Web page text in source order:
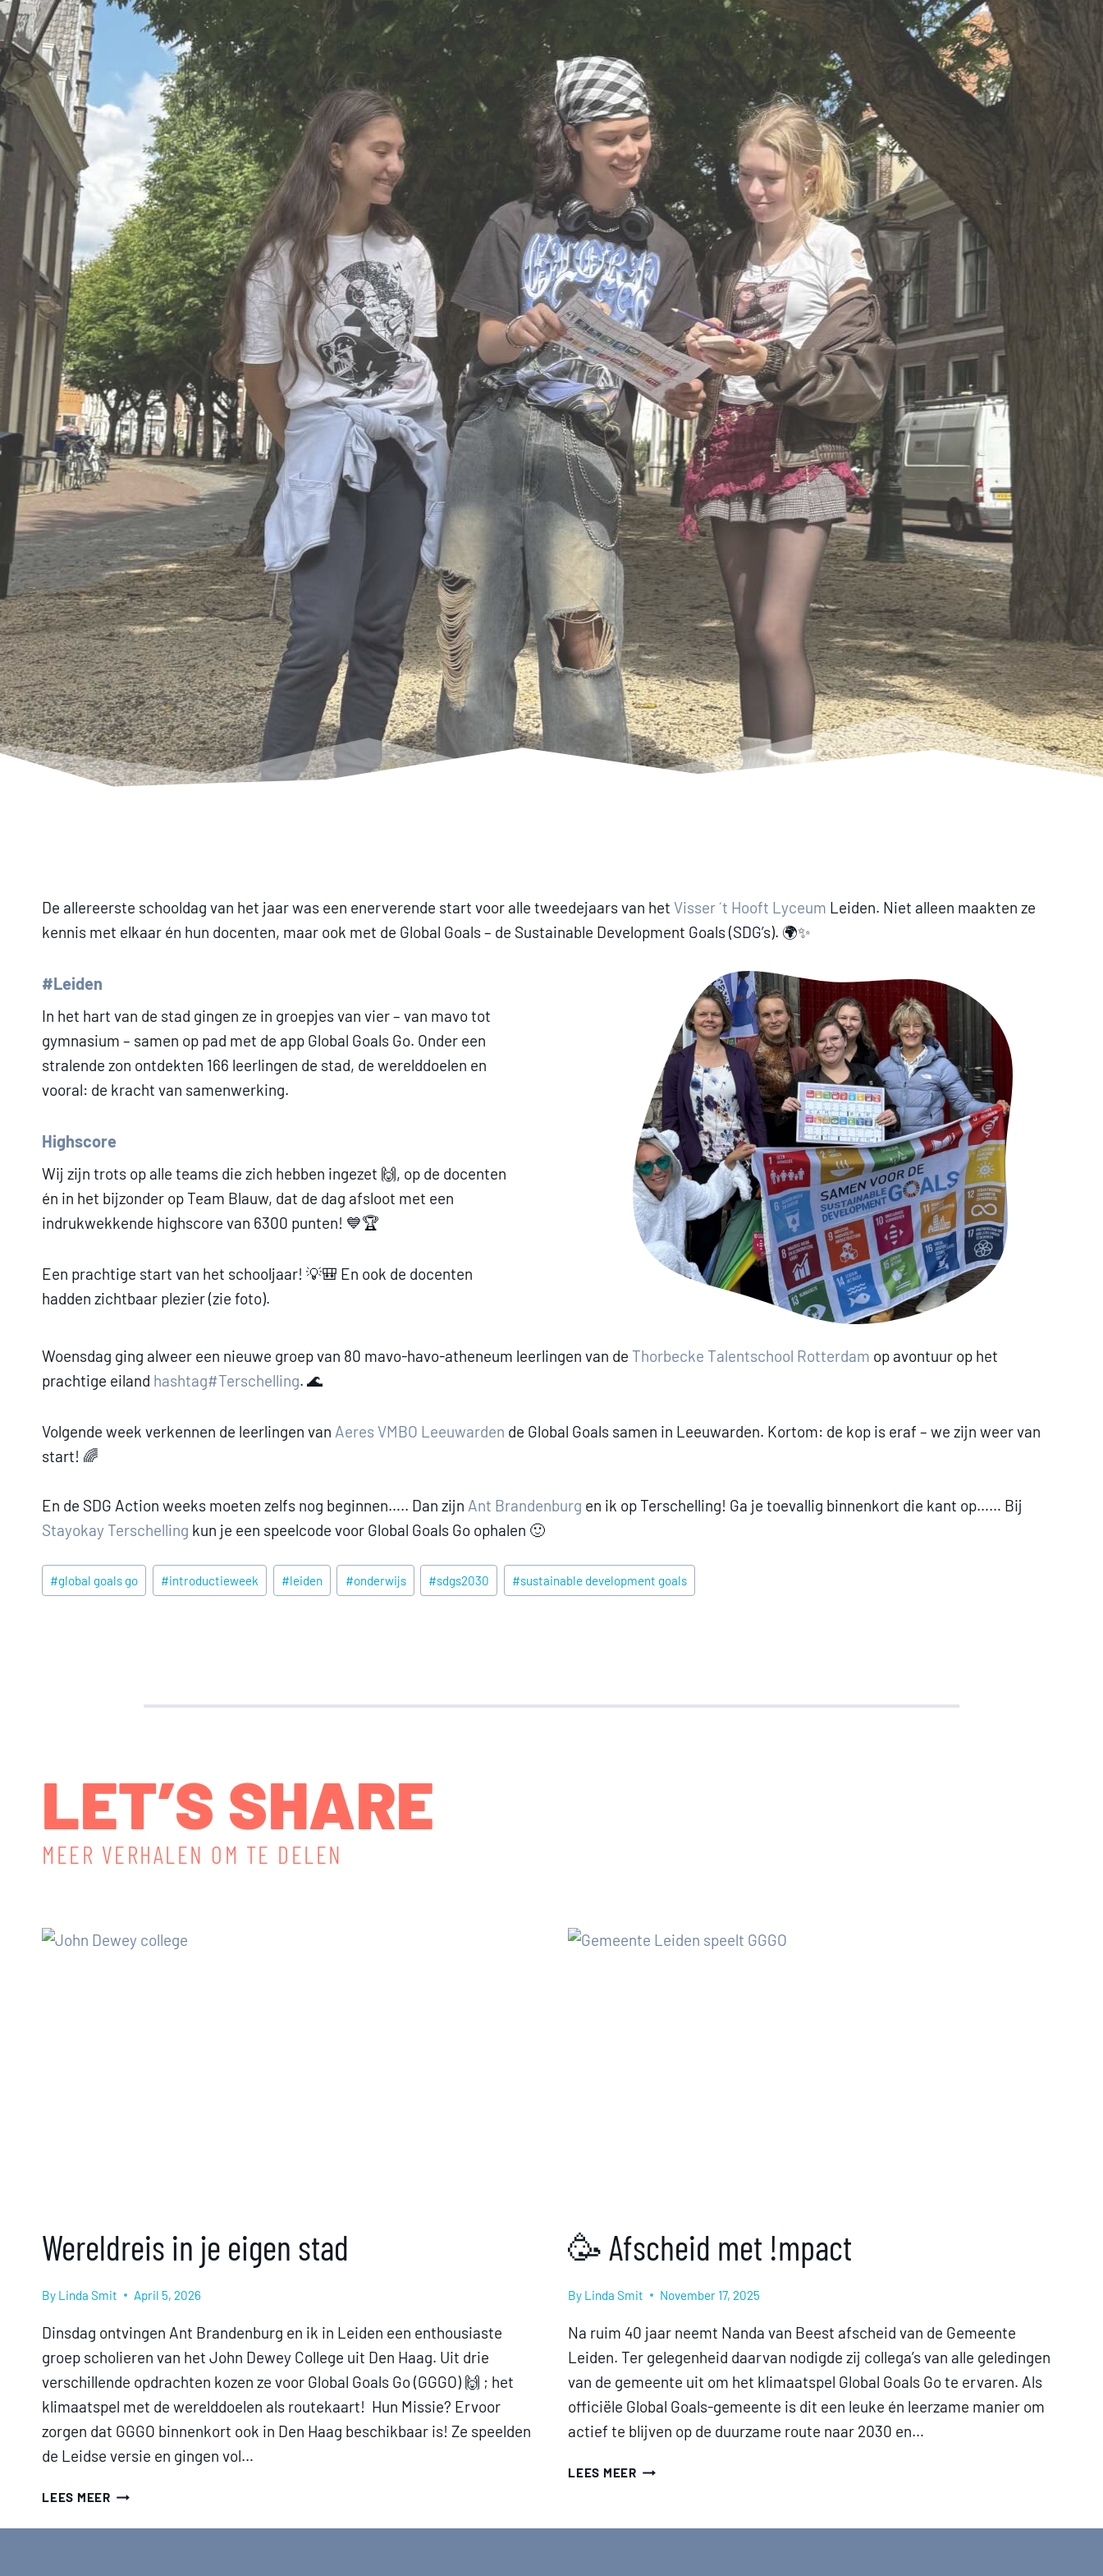
De allereerste schooldag van het jaar was een enerverende start voor alle tweedejaars van het Visser ´t Hooft Lyceum Leiden. Niet alleen maakten ze
kennis met elkaar én hun docenten, maar ook met de Global Goals – de Sustainable Development Goals (SDG’s). 🌍✨
#Leiden
In het hart van de stad gingen ze in groepjes van vier – van mavo tot
gymnasium – samen op pad met de app Global Goals Go. Onder een
stralende zon ontdekten 166 leerlingen de stad, de werelddoelen en
vooral: de kracht van samenwerking.
Highscore
Wij zijn trots op alle teams die zich hebben ingezet 🙌, op de docenten
én in het bijzonder op Team Blauw, dat de dag afsloot met een
indrukwekkende highscore van 6300 punten! 💙🏆
Een prachtige start van het schooljaar! 💡🎒 En ook de docenten
hadden zichtbaar plezier (zie foto).
Woensdag ging alweer een nieuwe groep van 80 mavo-havo-atheneum leerlingen van de Thorbecke Talentschool Rotterdam op avontuur op het
prachtige eiland hashtag#Terschelling. 🌊
Volgende week verkennen de leerlingen van Aeres VMBO Leeuwarden de Global Goals samen in Leeuwarden. Kortom: de kop is eraf – we zijn weer van
start! 🌈
En de SDG Action weeks moeten zelfs nog beginnen….. Dan zijn Ant Brandenburg en ik op Terschelling! Ga je toevallig binnenkort die kant op…… Bij
Stayokay Terschelling kun je een speelcode voor Global Goals Go ophalen 🙂
Post
Tags:
#global goals go #introductieweek #leiden #onderwijs #sdgs2030 #sustainable development goals
LET’S SHARE
MEER VERHALEN OM TE DELEN
Wereldreis in je eigen stad
By Linda Smit April 5, 2026
Dinsdag ontvingen Ant Brandenburg en ik in Leiden een enthousiaste
groep scholieren van het John Dewey College uit Den Haag. Uit drie
verschillende opdrachten kozen ze voor Global Goals Go (GGGO) 🙌 ; het
klimaatspel met de werelddoelen als routekaart! Hun Missie? Ervoor
zorgen dat GGGO binnenkort ook in Den Haag beschikbaar is! Ze speelden
de Leidse versie en gingen vol…
LEES MEERWERELDREIS
JE
🥳 Afscheid met !mpact
By Linda Smit November 17, 2025
Na ruim 40 jaar neemt Nanda van Beest afscheid van de Gemeente
Leiden. Ter gelegenheid daarvan nodigde zij collega’s van alle geledingen
van de gemeente uit om het klimaatspel Global Goals Go te ervaren. Als
officiële Global Goals-gemeente is dit een leuke én leerzame manier om
actief te blijven op de duurzame route naar 2030 en…
LEES MEER🥳
!MPACT